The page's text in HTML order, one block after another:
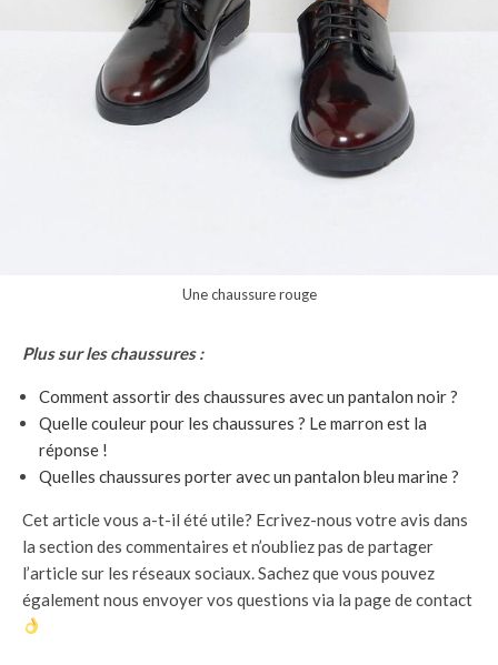
Une chaussure rouge
Plus sur les chaussures :
Comment assortir des chaussures avec un pantalon noir ?
Quelle couleur pour les chaussures ? Le marron est la
réponse !
Quelles chaussures porter avec un pantalon bleu marine ?
Cet article vous a-t-il été utile? Ecrivez-nous votre avis dans
la section des commentaires et n’oubliez pas de partager
l’article sur les réseaux sociaux. Sachez que vous pouvez
également nous envoyer vos questions via la page de contact